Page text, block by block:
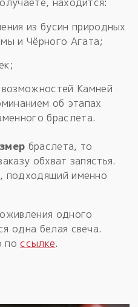
из бусин природных
и Чёрного Агата;
Камней
об этапах
браслета.
браслета, то
обхват запястья.
подходящий именно
одного
одна белая свеча.
поссылке.